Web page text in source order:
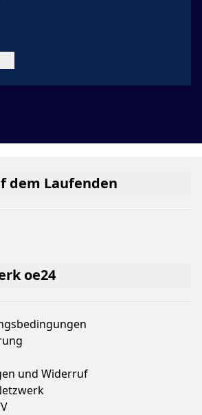
oe24
und Widerruf
dem Laufenden